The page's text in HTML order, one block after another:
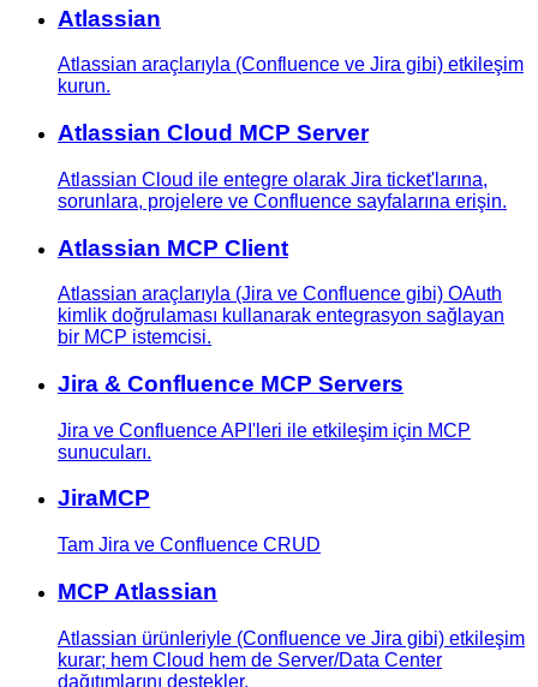
Atlassian
Atlassian araçlarıyla (Confluence ve Jira gibi) etkileşim
kurun.
Atlassian Cloud MCP Server
Atlassian Cloud ile entegre olarak Jira ticket'larına,
sorunlara, projelere ve Confluence sayfalarına erişin.
Atlassian MCP Client
Atlassian araçlarıyla (Jira ve Confluence gibi) OAuth
kimlik doğrulaması kullanarak entegrasyon sağlayan
bir MCP istemcisi.
Jira & Confluence MCP Servers
Jira ve Confluence API'leri ile etkileşim için MCP
sunucuları.
JiraMCP
Tam Jira ve Confluence CRUD
MCP Atlassian
Atlassian ürünleriyle (Confluence ve Jira gibi) etkileşim
kurar; hem Cloud hem de Server/Data Center
dağıtımlarını destekler.